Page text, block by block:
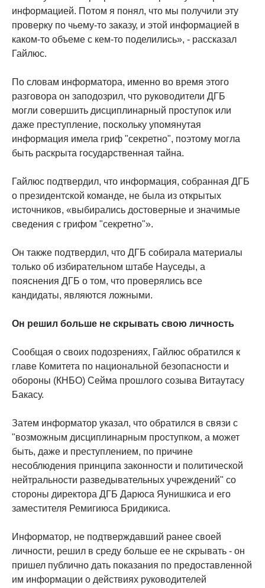
информацией. Потом я понял, что мы получили эту
проверку по чьему-то заказу, и этой информацией в
каком-то объеме с кем-то поделились», - рассказал
Гайлюс.
По словам информатора, именно во время этого
разговора он заподозрил, что руководители ДГБ
могли совершить дисциплинарный проступок или
даже преступление, поскольку упомянутая
информация имела гриф "секретно", поэтому могла
быть раскрыта государственная тайна.
Гайлюс подтвердил, что информация, собранная ДГБ
о президентской команде, не была из открытых
источников, «выбирались достоверные и значимые
сведения с грифом "секретно"».
Он также подтвердил, что ДГБ собирала материалы
только об избирательном штабе Науседы, а
пояснения ДГБ о том, что проверялись все
кандидаты, являются ложными.
Он решил больше не скрывать свою личность
Сообщая о своих подозрениях, Гайлюс обратился к
главе Комитета по национальной безопасности и
обороны (КНБО) Сейма прошлого созыва Витаутасу
Бакасу.
Затем информатор указал, что обратился в связи с
"возможным дисциплинарным проступком, а может
быть, даже и преступлением, по причине
несоблюдения принципа законности и политической
нейтральности разведывательных учреждений" со
стороны директора ДГБ Дарюса Яунишкиса и его
заместителя Ремигиюса Бридикиса.
Информатор, не подтверждавший ранее своей
личности, решил в среду больше ее не скрывать - он
пришел публично дать показания по предоставленной
им информации о действиях руководителей